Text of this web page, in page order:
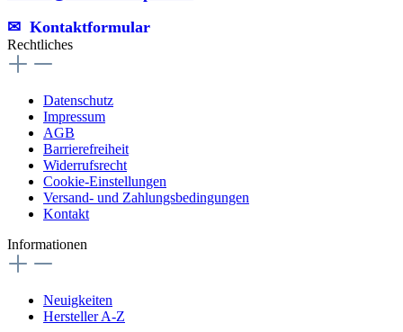
✉︎ Kontaktformular
Rechtliches
Datenschutz
Impressum
AGB
Barrierefreiheit
Widerrufsrecht
Cookie-Einstellungen
Versand- und Zahlungsbedingungen
Kontakt
Informationen
Neuigkeiten
Hersteller A-Z